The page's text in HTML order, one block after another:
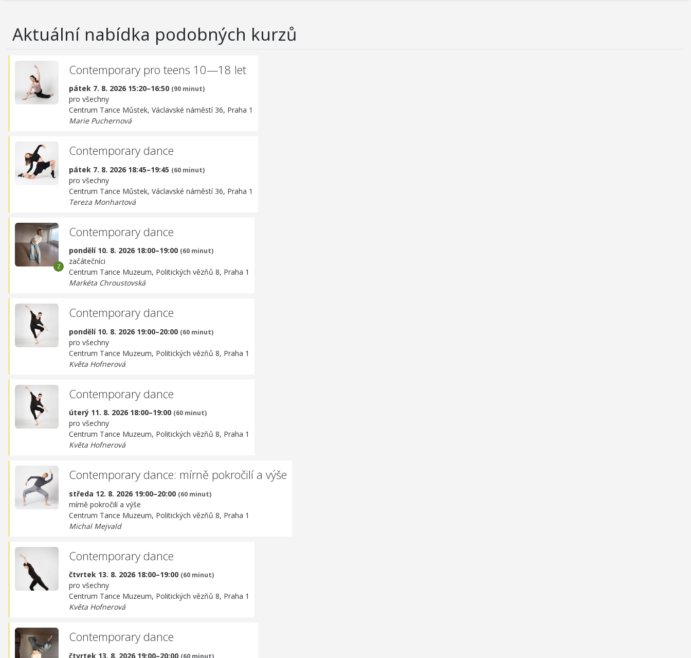
Aktuální nabídka podobných kurzů
Contemporary pro teens 10—18 let
pátek 7. 8. 2026 15:20–16:50 (90 minut)
pro všechny
Centrum Tance Můstek, Václavské náměstí 36, Praha 1
Marie Puchernová
Contemporary dance
pátek 7. 8. 2026 18:45–19:45 (60 minut)
pro všechny
Centrum Tance Můstek, Václavské náměstí 36, Praha 1
Tereza Monhartová
Contemporary dance
pondělí 10. 8. 2026 18:00–19:00 (60 minut)
začátečníci
Centrum Tance Muzeum, Politických vězňů 8, Praha 1
Markéta Chroustovská
Contemporary dance
pondělí 10. 8. 2026 19:00–20:00 (60 minut)
pro všechny
Centrum Tance Muzeum, Politických vězňů 8, Praha 1
Květa Hofnerová
Contemporary dance
úterý 11. 8. 2026 18:00–19:00 (60 minut)
pro všechny
Centrum Tance Muzeum, Politických vězňů 8, Praha 1
Květa Hofnerová
Contemporary dance: mírně pokročilí a výše
středa 12. 8. 2026 19:00–20:00 (60 minut)
mírně pokročilí a výše
Centrum Tance Muzeum, Politických vězňů 8, Praha 1
Michal Mejvald
Contemporary dance
čtvrtek 13. 8. 2026 18:00–19:00 (60 minut)
pro všechny
Centrum Tance Muzeum, Politických vězňů 8, Praha 1
Květa Hofnerová
Contemporary dance
čtvrtek 13. 8. 2026 19:00–20:00 (60 minut)